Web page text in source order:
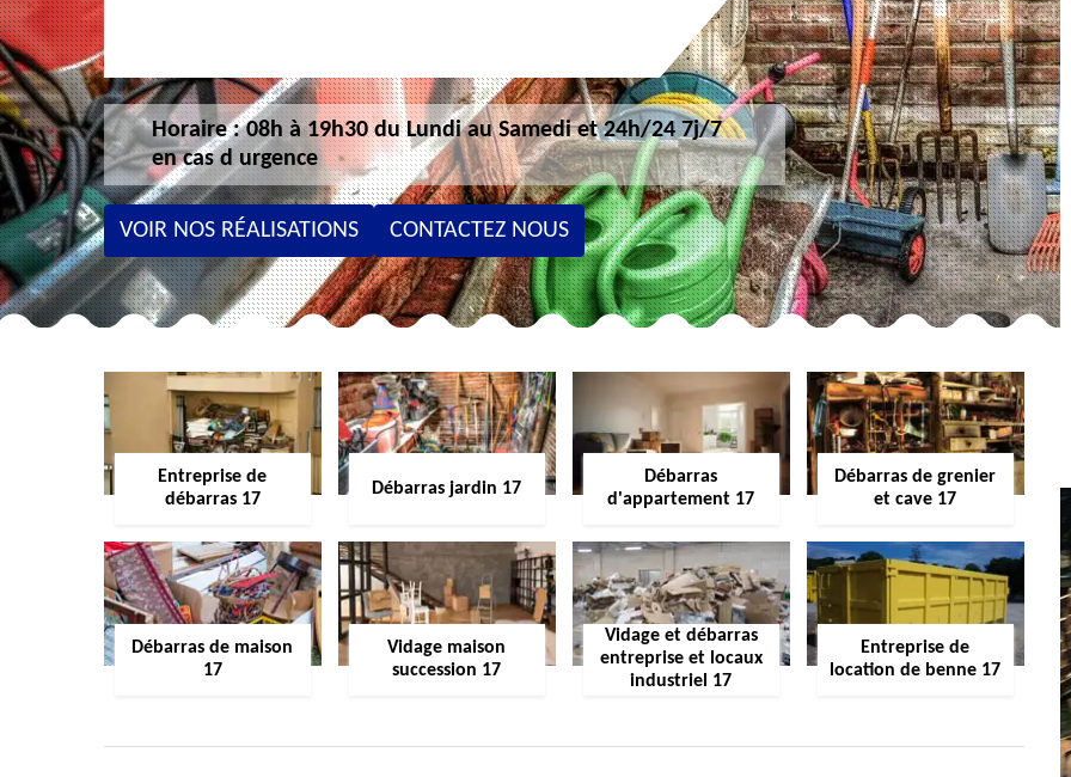
Horaire : 08h à 19h30 du Lundi au Samedi et 24h/24 7j/7
en cas d urgence
VOIR NOS RÉALISATIONS CONTACTEZ NOUS
Entreprise de
débarras 17
Débarras jardin 17
Débarras
d'appartement 17
Débarras de grenier
et cave 17
Débarras de maison
17
Vidage maison
succession 17
Vidage et débarras
entreprise et locaux
industriel 17
Entreprise de
location de benne 17